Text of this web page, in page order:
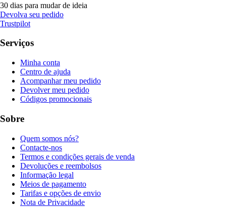
30 dias para mudar de ideia
Devolva seu pedido
Trustpilot
Serviços
Minha conta
Centro de ajuda
Acompanhar meu pedido
Devolver meu pedido
Códigos promocionais
Sobre
Quem somos nós?
Contacte-nos
Termos e condições gerais de venda
Devoluções e reembolsos
Informação legal
Meios de pagamento
Tarifas e opções de envio
Nota de Privacidade